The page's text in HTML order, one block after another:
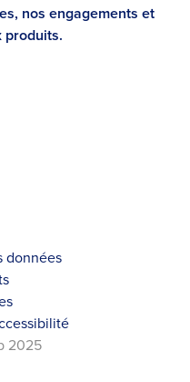
nos engagements et
produits.
2025
données